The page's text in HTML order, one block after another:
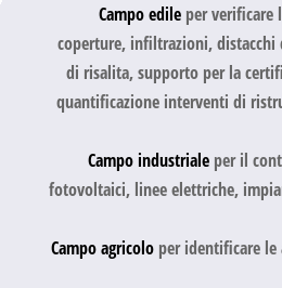
Campo edile per
coperture, infiltrazioni, distacchi
di risalita, supporto per la
quantificazione interventi di
Campo industriale per il
fotovoltaici, linee elettriche,
Campo agricolo per identificare le